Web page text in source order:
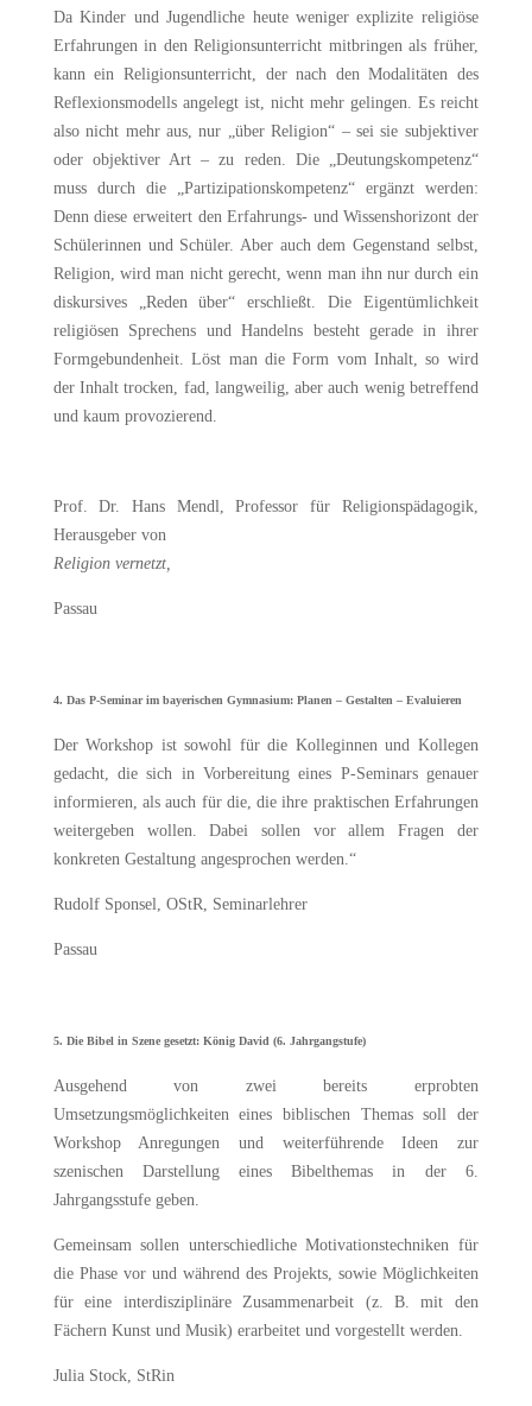
Da Kinder und Jugendliche heute weniger explizite religiöse
Erfahrungen in den Religionsunterricht mitbringen als früher,
kann ein Religionsunterricht, der nach den Modalitäten des
Reflexionsmodells angelegt ist, nicht mehr gelingen. Es reicht
also nicht mehr aus, nur „über Religion“ – sei sie subjektiver
oder objektiver Art – zu reden. Die „Deutungskompetenz“
muss durch die „Partizipationskompetenz“ ergänzt werden:
Denn diese erweitert den Erfahrungs- und Wissenshorizont der
Schülerinnen und Schüler. Aber auch dem Gegenstand selbst,
Religion, wird man nicht gerecht, wenn man ihn nur durch ein
diskursives „Reden über“ erschließt. Die Eigentümlichkeit
religiösen Sprechens und Handelns besteht gerade in ihrer
Formgebundenheit. Löst man die Form vom Inhalt, so wird
der Inhalt trocken, fad, langweilig, aber auch wenig betreffend
und kaum provozierend.
Prof. Dr. Hans Mendl, Professor für Religionspädagogik,
Herausgeber von
Religion vernetzt,
Passau
4. Das P-Seminar im bayerischen Gymnasium: Planen – Gestalten – Evaluieren
Der Workshop ist sowohl für die Kolleginnen und Kollegen
gedacht, die sich in Vorbereitung eines P-Seminars genauer
informieren, als auch für die, die ihre praktischen Erfahrungen
weitergeben wollen. Dabei sollen vor allem Fragen der
konkreten Gestaltung angesprochen werden.“
Rudolf Sponsel, OStR, Seminarlehrer
Passau
5. Die Bibel in Szene gesetzt: König David (6. Jahrgangstufe)
Ausgehend von zwei bereits erprobten
Umsetzungsmöglichkeiten eines biblischen Themas soll der
Workshop Anregungen und weiterführende Ideen zur
szenischen Darstellung eines Bibelthemas in der 6.
Jahrgangsstufe geben.
Gemeinsam sollen unterschiedliche Motivationstechniken für
die Phase vor und während des Projekts, sowie Möglichkeiten
für eine interdisziplinäre Zusammenarbeit (z. B. mit den
Fächern Kunst und Musik) erarbeitet und vorgestellt werden.
Julia Stock, StRin